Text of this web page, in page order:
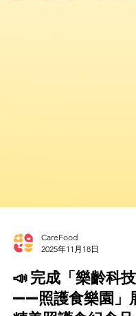
CareFood
2025年11月18日